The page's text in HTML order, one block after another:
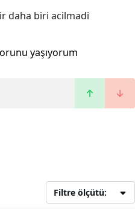
daha biri acilmadi
yaşıyorum
Filtre ölçütü: